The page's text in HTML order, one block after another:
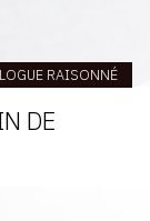
RAISONNÉ
DE